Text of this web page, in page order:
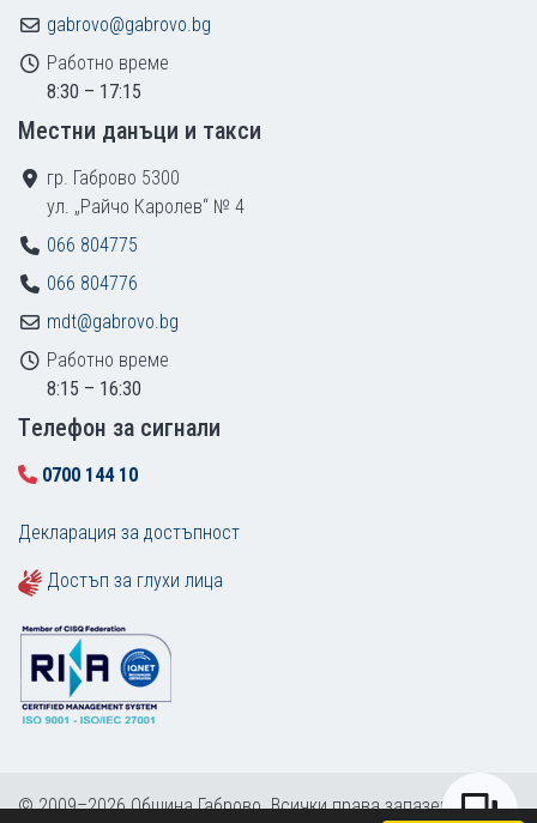
gabrovo@gabrovo.bg
Работно време
8:30 – 17:15
Местни данъци и такси
гр. Габрово 5300
ул. „Райчо Каролев“ № 4
066 804775
066 804776
mdt@gabrovo.bg
Работно време
8:15 – 16:30
Tелефон за сигнали
0700 144 10
Декларация за достъпност
Достъп за глухи лица
© 2009–2026 Община Габрово. Всички права запазени.